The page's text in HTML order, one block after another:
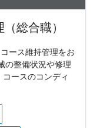
総合職）
ース維持管理をお
の整備状況や修理
ースのコンディ